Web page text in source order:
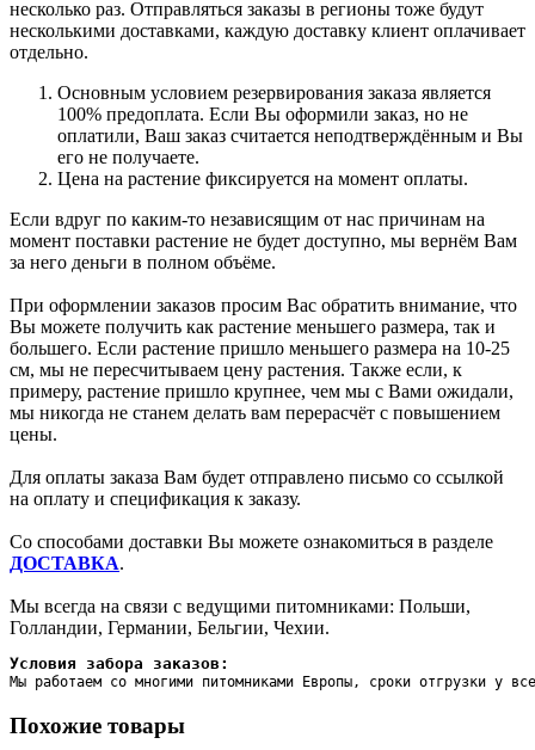
несколько раз. Отправляться заказы в регионы тоже будут
несколькими доставками, каждую доставку клиент оплачивает
отдельно.
Основным условием резервирования заказа является
100% предоплата. Если Вы оформили заказ, но не
оплатили, Ваш заказ считается неподтверждённым и Вы
его не получаете.
Цена на растение фиксируется на момент оплаты.
Если вдруг по каким-то независящим от нас причинам на
момент поставки растение не будет доступно, мы вернём Вам
за него деньги в полном объёме.
При оформлении заказов просим Вас обратить внимание, что
Вы можете получить как растение меньшего размера, так и
большего. Если растение пришло меньшего размера на 10-25
см, мы не пересчитываем цену растения. Также если, к
примеру, растение пришло крупнее, чем мы с Вами ожидали,
мы никогда не станем делать вам перерасчёт с повышением
цены.
Для оплаты заказа Вам будет отправлено письмо со ссылкой
на оплату и спецификация к заказу.
Со способами доставки Вы можете ознакомиться в разделе
ДОСТАВКА.
Мы всегда на связи с ведущими питомниками: Польши,
Голландии, Германии, Бельгии, Чехии.
Условия забора заказов:
Мы работаем со многими питомниками Европы, сроки отгрузки у
Похожие товары